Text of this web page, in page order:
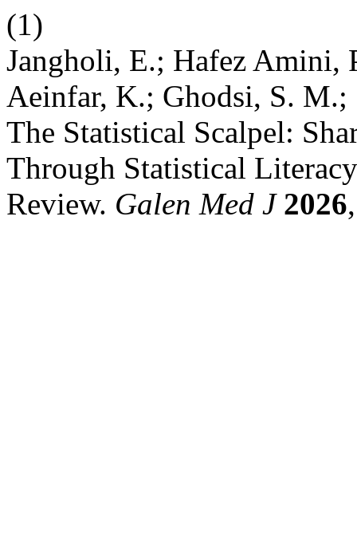
(1)
Jangholi, E.; Hafez Amini,
Aeinfar, K.; Ghodsi, S.
The Statistical Scalpel:
Through Statistical
Review. Galen Med J 2026